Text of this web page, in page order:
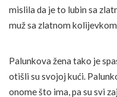
mislila da je to lubin sa
muž sa zlatnom
Palunkova žena tako je
otišli su svojoj kući.
onome što ima, pa su svi